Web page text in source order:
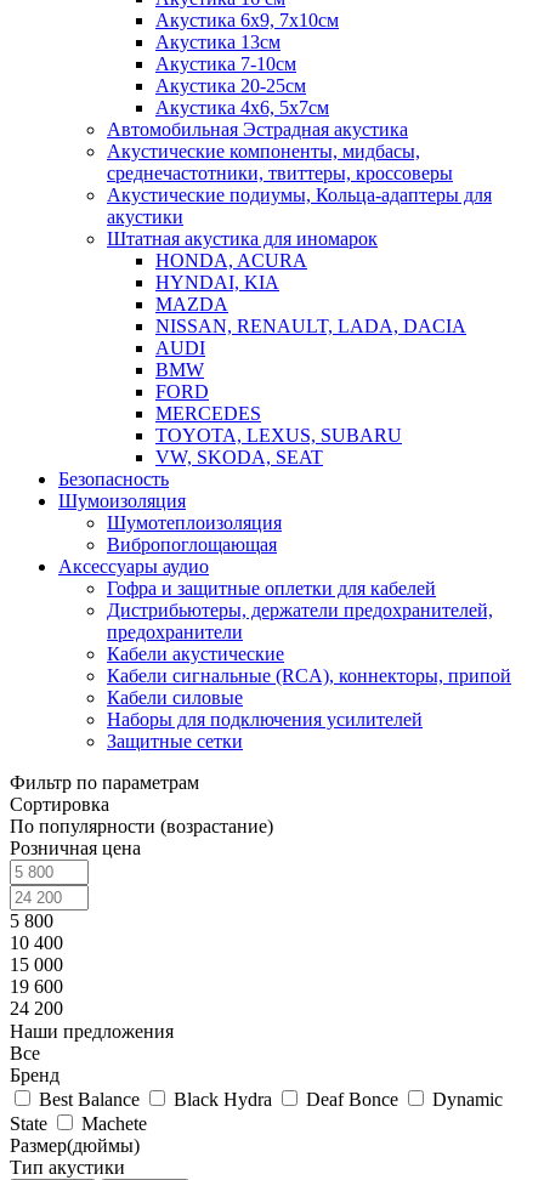
Акустика 6х9, 7х10см
Акустика 13см
Акустика 7-10см
Акустика 20-25см
Акустика 4х6, 5х7см
Автомобильная Эстрадная акустика
Акустические компоненты, мидбасы,
среднечастотники, твиттеры, кроссоверы
Акустические подиумы, Кольца-адаптеры для
акустики
Штатная акустика для иномарок
HONDA, ACURA
HYNDAI, KIA
MAZDA
NISSAN, RENAULT, LADA, DACIA
AUDI
BMW
FORD
MERCEDES
TOYOTA, LEXUS, SUBARU
VW, SKODA, SEAT
Безопасность
Шумоизоляция
Шумотеплоизоляция
Вибропоглощающая
Аксессуары аудио
Гофра и защитные оплетки для кабелей
Дистрибьютеры, держатели предохранителей,
предохранители
Кабели акустические
Кабели сигнальные (RCA), коннекторы, припой
Кабели силовые
Наборы для подключения усилителей
Защитные сетки
Фильтр по параметрам
Сортировка
По популярности (возрастание)
Розничная цена
5 800
10 400
15 000
19 600
24 200
Наши предложения
Все
Бренд
Best Balance
Black Hydra Deaf Bonce
Dynamic
State
Machete
Размер(дюймы)
Тип акустики